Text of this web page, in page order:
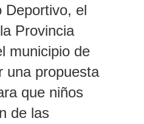
Deportivo, el
Provincia
municipio de
una propuesta
que niños
de las